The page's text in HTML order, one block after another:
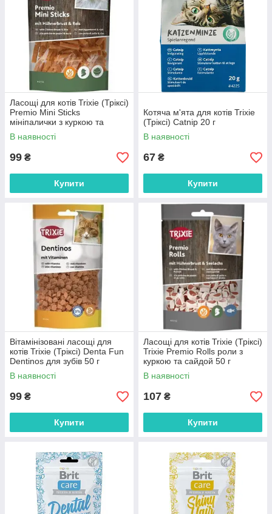
Ласощі для котів Trixie (Тріксі)
Premio Mini Sticks
мініпалички з куркою та
рисом 50 г
В наявності
99 ₴
Купити
Котяча м'ята для котів Trixie
(Тріксі) Catnip 20 г
В наявності
67 ₴
Купити
Вітамінізовані ласощі для
котів Trixie (Тріксі) Denta Fun
Dentinos для зубів 50 г
В наявності
99 ₴
Купити
Ласощі для котів Trixie (Тріксі)
Trixie Premio Rolls роли з
куркою та сайдой 50 г
В наявності
107 ₴
Купити